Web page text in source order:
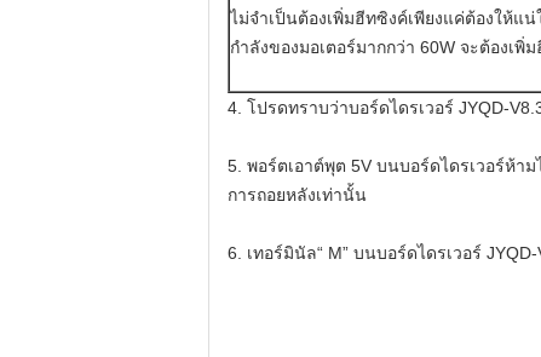
ไม่จำเป็นต้องเพิ่มฮีทซิงค์เพียงแค่ต้องให้
กำลังของมอเตอร์มากกว่า 60W จะต้องเ
4. โปรดทราบว่าบอร์ดไดรเวอร์ JYQD-
5. พอร์ตเอาต์พุต 5V บนบอร์ดไดรเวอร์ห้
การถอยหลังเท่านั้น
6. เทอร์มินัล“ M” บนบอร์ดไดรเวอร์